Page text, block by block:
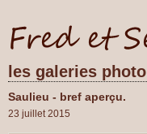
les galeries photo
Saulieu - bref aperçu.
23 juillet 2015